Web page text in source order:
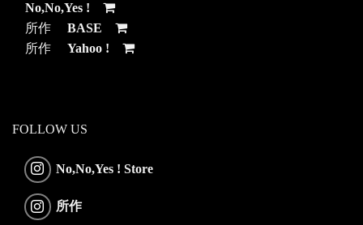
No,No,Yes !
所作 BASE
所作 Yahoo !
FOLLOW US
No,No,Yes ! Store
所作